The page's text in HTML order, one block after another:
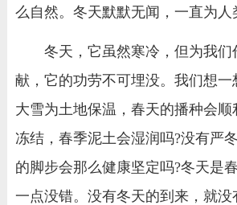
么自然。冬天默默无闻，一直为
冬天，它虽然寒冷，但为我们
献，它的功劳不可埋没。我们想一
大雪为土地保温，春天的播种会顺
冻结，春季泥土会湿润吗?没有严
的脚步会那么健康坚定吗?冬天是
一点没错。没有冬天的到来，就没